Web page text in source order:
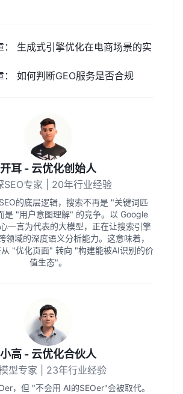
生成式引擎优化在电商场景的实
如何判断GEO服务是否合规
开耳 - 云优化创始人
SEO专家 | 20年行业经验
的底层逻辑，搜索不再是 "关键词匹
是 "用户意图理解" 的竞争。以 Google
一言为代表的大模型，正在让搜索引擎
领域的深度语义分析能力。这意味着，
从 "优化页面" 转向 "构建能被AI识别的价
值生态"。
小高 - 云优化合伙人
型专家 | 23年行业经验
，但 "不会用 AI的SEOer"会被取代。